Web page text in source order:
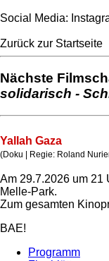
Social Media:
Zurück zur Startseite
Nächste
solidarisch -
Yallah Gaza
(Doku | Regie: Roland
Am 29.7.2026 um 21
Melle-Park.
Zum gesamten
BAE!
Programm